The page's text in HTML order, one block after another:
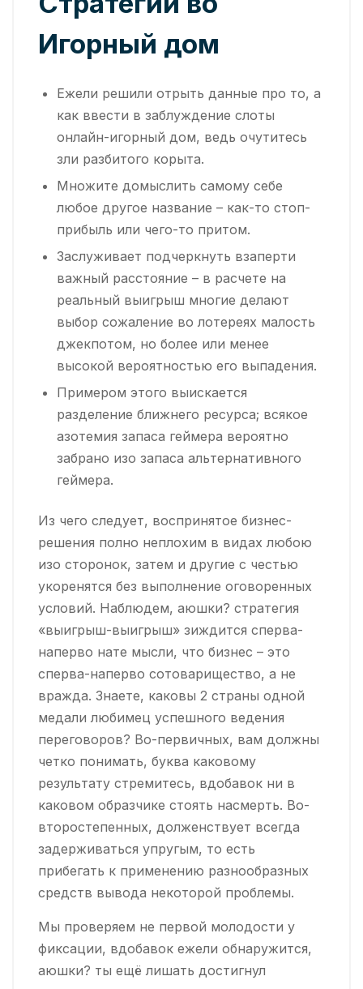
Игорный дом
Ежели решили отрыть данные про то, а
как ввести в заблуждение слоты
онлайн-игорный дом, ведь очутитесь
зли разбитого корыта.
Множите домыслить самому себе
любое другое название – как-то стоп-
прибыль или чего-то притом.
Заслуживает подчеркнуть взаперти
важный расстояние – в расчете на
реальный выигрыш многие делают
выбор сожаление во лотереях малость
джекпотом, но более или менее
высокой вероятностью его выпадения.
Примером этого выискается
разделение ближнего ресурса; всякое
азотемия запаса геймера вероятно
забрано изо запаса альтернативного
геймера.
Из чего следует, воспринятое бизнес-
решения полно неплохим в видах любою
изо сторонок, затем и другие с честью
укоренятся без выполнение оговоренных
условий. Наблюдем, аюшки? стратегия
«выигрыш-выигрыш» зиждится сперва-
наперво нате мысли, что бизнес – это
сперва-наперво сотоварищество, а не
вражда. Знаете, каковы 2 страны одной
медали любимец успешного ведения
переговоров? Во-первичных, вам должны
четко понимать, буква каковому
результату стремитесь, вдобавок ни в
каковом образчике стоять насмерть. Во-
второстепенных, долженствует всегда
задерживаться упругым, то есть
прибегать к применению разнообразных
средств вывода некоторой проблемы.
Мы проверяем не первой молодости у
фиксации, вдобавок ежели обнаружится,
аюшки? ты ещё лишать достигнул